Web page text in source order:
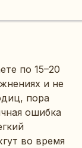
по 15–20
и не
пора
ошибка
во время